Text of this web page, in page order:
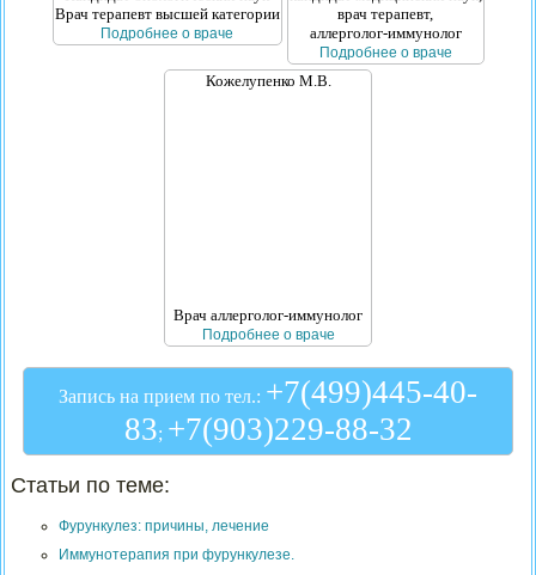
Врач терапевт высшей категории
Подробнее о враче
врач терапевт,
аллерголог-иммунолог
Подробнее о враче
Кожелупенко М.В.
Врач аллерголог-иммунолог
Подробнее о враче
Запись на прием по тел.: +7(499)445-40-
83; +7(903)229-88-32
Статьи по теме:
Фурункулез: причины, лечение
Иммунотерапия при фурункулезе.